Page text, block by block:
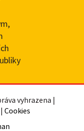
vyhrazena |
| Cookies